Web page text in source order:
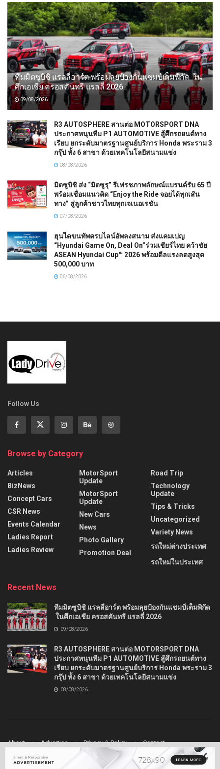
ทีมมิตซูบิชิ แรลลี่อาร์ต พร้อมลุยป้องกันแชมป์เต็มพิกัด ใน
ศึกเอเชีย ครอสคันทรี แรลลี่ 2026
09/08/2026
R3 AUTOSPHERE สานต่อ MOTORSPORT DNA
ประกาศหนุนทีม P1 AUTOMOTIVE สู้ศึกรถยนต์ทาง
เรียบ ยกระดับมาตรฐานศูนย์บริการ Honda พระราม 3
กรุ๊ป ทั้ง 6 สาขา ด้วยเทคโนโลยีสนามแข่ง
08/08/2026
มิตซูบิชิ ส่ง “มิตซูรุ” รีเฟรชภาพลักษณ์แบรนด์รับ 65 ปี
พร้อมเชื่อมแนวคิด “Enjoy the Ride จอยได้ทุกเส้น
ทาง” สู่ลูกค้าชาวไทยทุกเจเนอเรชัน
07/08/2026
ฮุนไดขนทัพครบไลน์อัพลงสนาม ส่งแคมเปญ
“Hyundai Game On, Deal On”ร่วมเชียร์ไทย คว้าชัย
ASEAN Hyundai Cup™ 2026 พร้อมดีลแรงลดสูงสุด
500,000 บาท
06/08/2026
Follow Us
Browse by Category
Articles
BizNews
Concept Cars
CSR News
Events Calendar
Ladies Report
Ladies Review
MotorSport
Update
MotorSport
Update
New Cars
News
Photo Gallery
Promotion Deal
Road Trip
Technology
Update
Tips & Tricks
Uncategorized
Variety News
รถใหม่ต่างประเทศ
รถใหม่ในประเทศ
Recent News
ทีมมิตซูบิชิ แรลลี่อาร์ต พร้อมลุยป้องกันแชมป์เต็มพิกัด
ในศึกเอเชีย ครอสคันทรี แรลลี่ 2026
09/08/2026
R3 AUTOSPHERE สานต่อ MOTORSPORT DNA
ประกาศหนุนทีม P1 AUTOMOTIVE สู้ศึกรถยนต์ทาง
เรียบ ยกระดับมาตรฐานศูนย์บริการ Honda พระราม 3
กรุ๊ป ทั้ง 6 สาขา ด้วยเทคโนโลยีสนามแข่ง
08/08/2026
About Advertise Privacy & Policy Contact
© 2022Ladydrive
- Premium WordPress news & magazine theme by